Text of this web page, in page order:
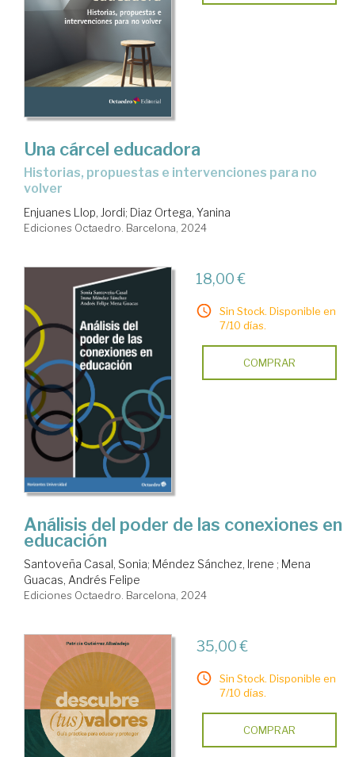
Una cárcel educadora
historias, propuestas e intervenciones para no
volver
Enjuanes Llop, Jordi; Diaz Ortega, Yanina
Ediciones Octaedro. Barcelona, 2024
18,00 €
Sin Stock. Disponible en
7/10 días.
COMPRAR
Análisis del poder de las conexiones en
educación
Santoveña Casal, Sonia; Méndez Sánchez, Irene ; Mena
Guacas, Andrés Felipe
Ediciones Octaedro. Barcelona, 2024
35,00 €
Sin Stock. Disponible en
7/10 días.
COMPRAR